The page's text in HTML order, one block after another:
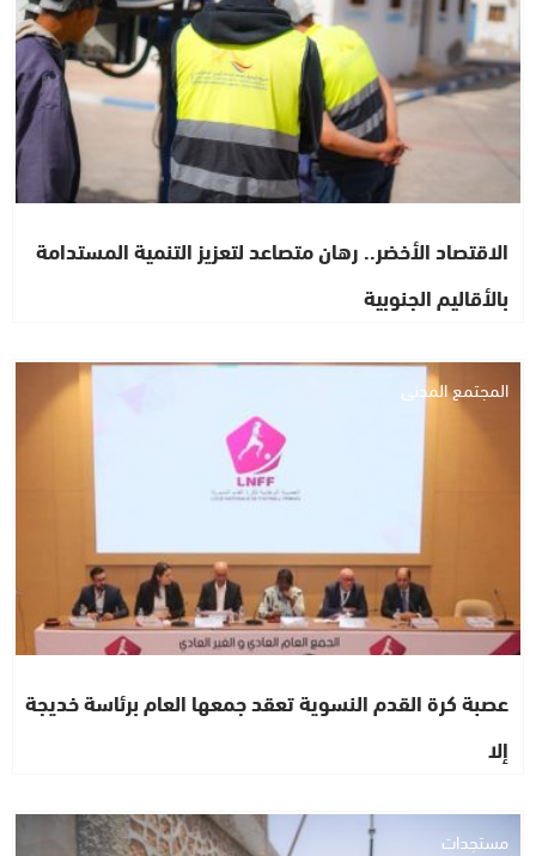
الاقتصاد الأخضر.. رهان متصاعد لتعزيز التنمية المستدامة
بالأقاليم الجنوبية
المجتمع المدني
عصبة كرة القدم النسوية تعقد جمعها العام برئاسة خديجة
إلا
مستجدات